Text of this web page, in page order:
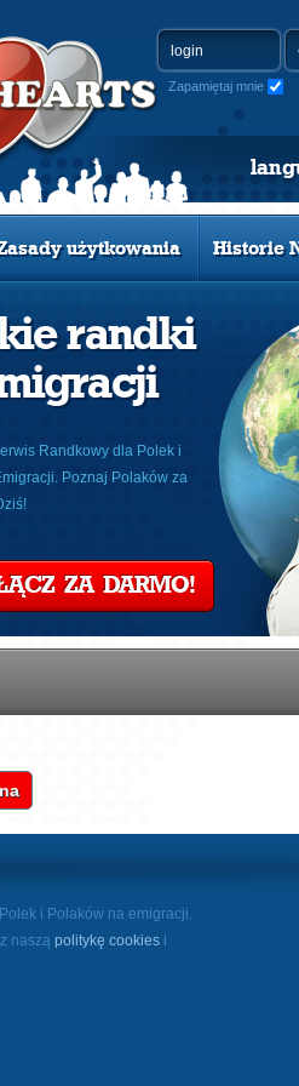
Zapamiętaj mnie
użytkowania Historie
randki
Randkowy dla Polek i
Poznaj Polaków za
ZA DARMO!
i Polaków na emigracji.
naszą politykę cookies i